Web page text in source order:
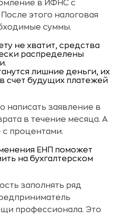
в ИФНС с
этого налоговая
суммы.
не хватит, средства
распределены
лишние деньги, их
счет будущих платежей
написать заявление в
в течение месяца. А
с процентами.
ЕНП поможет
на бухгалтерском
заполнять ряд
профессионала. Это